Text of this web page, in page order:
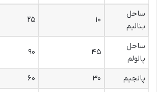
ساحل
بنالیم
۱۰ ۲۵
ساحل
پالولم
۴۵ ۹۰
پانجیم ۳۰
۶۰